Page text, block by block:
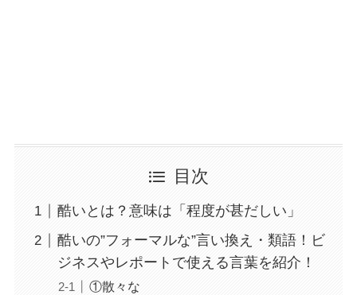
目次
酷いとは？意味は「程度が甚だしい」
酷いの”フォーマルな”言い換え・類語！ビ
ジネスやレポートで使える言葉を紹介！
①散々な